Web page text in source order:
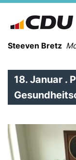
Steeven Bretz
18. Januar .